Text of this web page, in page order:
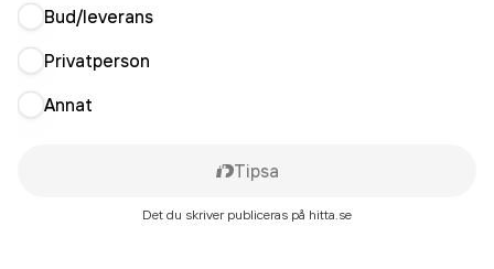
Bud/leverans
Privatperson
Annat
Tipsa
Det du skriver publiceras på hitta.se